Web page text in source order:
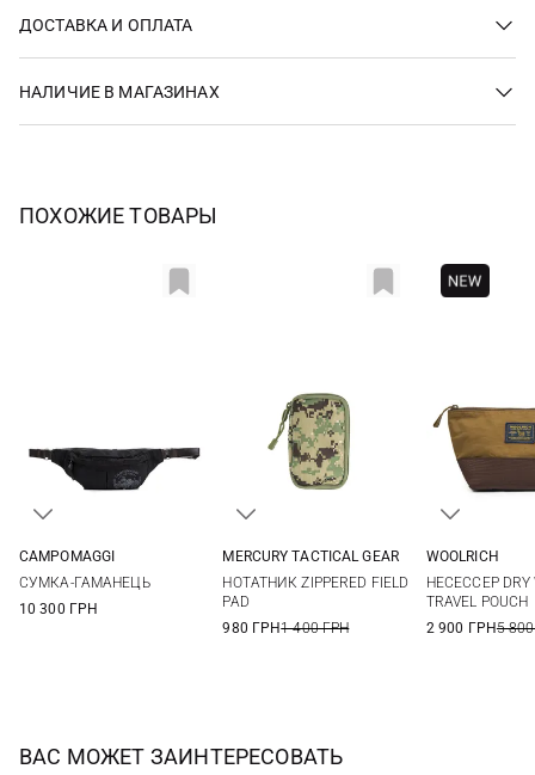
ДОСТАВКА И ОПЛАТА
НАЛИЧИЕ В МАГАЗИНАХ
ПОХОЖИЕ ТОВАРЫ
CAMPOMAGGI
СУМКА-ГАМАНЕЦЬ
10 300 ГРН
MERCURY TACTICAL GEAR
НОТАТНИК ZIPPERED FIELD
PAD
980 ГРН1 400 ГРН
WOOLRICH
НЕСЕССЕР DRY
TRAVEL POUCH
2 900 ГРН5
ВАС МОЖЕТ ЗАИНТЕРЕСОВАТЬ